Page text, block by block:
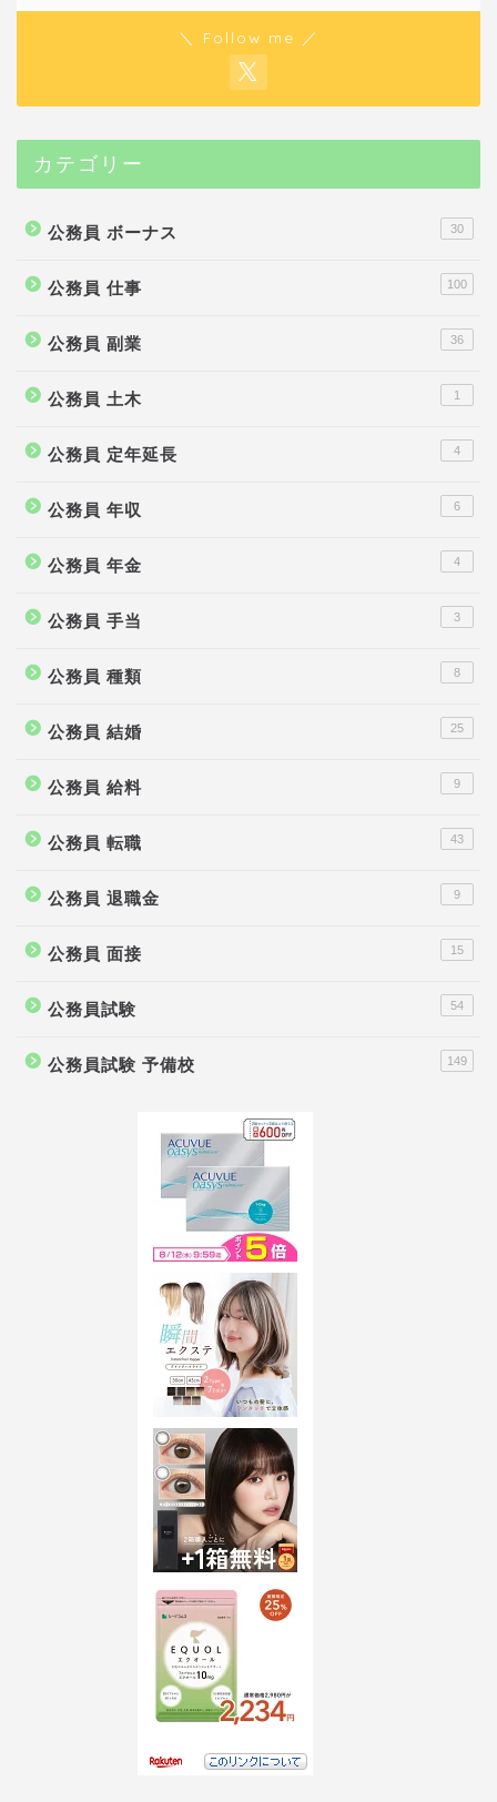
＼ Follow me ／
カテゴリー
公務員 ボーナス 30
公務員 仕事 100
公務員 副業 36
公務員 土木 1
公務員 定年延長 4
公務員 年収 6
公務員 年金 4
公務員 手当 3
公務員 種類 8
公務員 結婚 25
公務員 給料 9
公務員 転職 43
公務員 退職金 9
公務員 面接 15
公務員試験 54
公務員試験 予備校 149